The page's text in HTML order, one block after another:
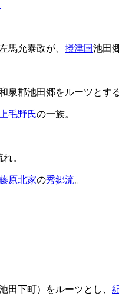
馬允泰政が、 摂津国池田
泉郡池田郷をルーツとす
上毛野氏の一族。
。
原北家の秀郷流。
田下町）をルーツとし、